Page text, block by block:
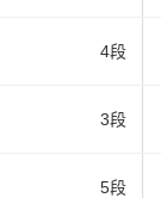
4段
3段
5段